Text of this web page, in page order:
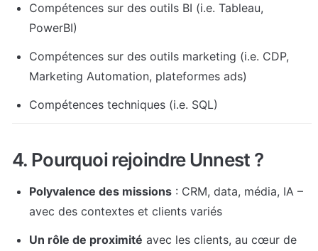
Compétences sur des outils BI (i.e. Tableau,
PowerBI)
Compétences sur des outils marketing (i.e. CDP,
Marketing Automation, plateformes ads)
Compétences techniques (i.e. SQL)
4. Pourquoi rejoindre Unnest ?
Polyvalence des missions : CRM, data, média, IA –
avec des contextes et clients variés
Un rôle de proximité avec les clients, au cœur de